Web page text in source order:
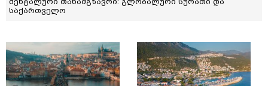
საქართველო